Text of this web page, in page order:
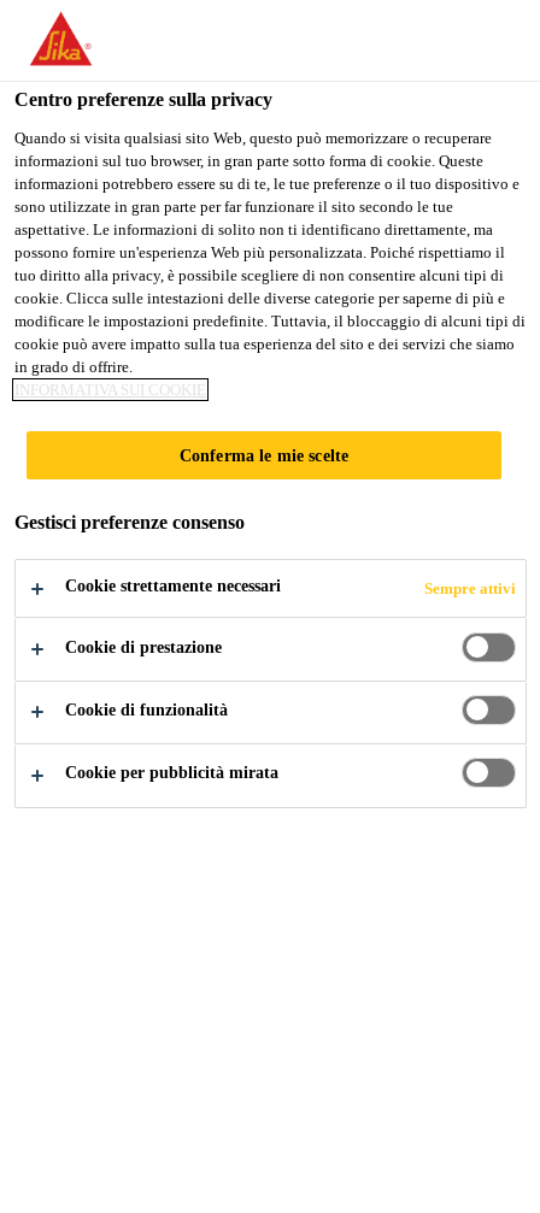
Stai visitando il sito web della "Sika Schweiz AG", sembra che si
stia accedendo da "Stati Uniti". Esiste un sito web separato per il
vostro paese.
PASSARE A
SIKA USA
RIMANERE SIKA
SCHWEIZ AG
SELEZIONARE
IL PAESE
Sika Schweiz AG
PROFILI
RIGONFIANTI
Centro preferenze sulla privacy
Quando si visita qualsiasi sito Web, questo può memorizzare o recuperare
informazioni sul tuo browser, in gran parte sotto forma di cookie. Queste
informazioni potrebbero essere su di te, le tue preferenze o il tuo dispositivo e
sono utilizzate in gran parte per far funzionare il sito secondo le tue
aspettative. Le informazioni di solito non ti identificano direttamente, ma
possono fornire un'esperienza Web più personalizzata. Poiché rispettiamo il
tuo diritto alla privacy, è possibile scegliere di non consentire alcuni tipi di
cookie. Clicca sulle intestazioni delle diverse categorie per saperne di più e
modificare le impostazioni predefinite. Tuttavia, il bloccaggio di alcuni tipi di
cookie può avere impatto sulla tua esperienza del sito e dei servizi che siamo
in grado di offrire.
INFORMATIVA SUI COOKIE
Conferma le mie scelte
Gestisci preferenze consenso
Cookie strettamente necessari Sempre attivi
Cookie di prestazione
Cookie di funzionalità
Cookie per pubblicità mirata